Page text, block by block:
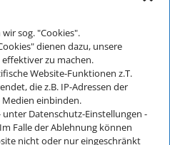
sog. "Cookies".
dienen dazu, unsere
zu machen.
Website-Funktionen z.T.
die z.B. IP-Adressen der
einbinden.
Datenschutz-Einstellungen -
Falle der Ablehnung können
nicht oder nur eingeschränkt